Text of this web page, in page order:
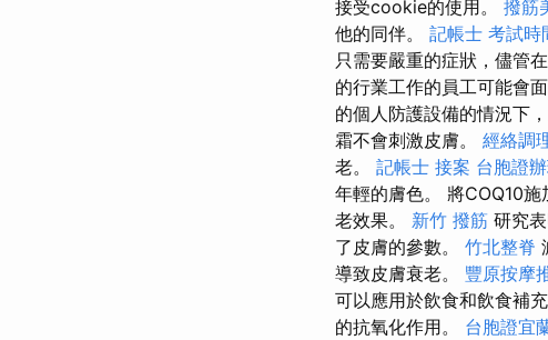
接受cookie的使用。 撥筋
他的同伴。 記帳士 考試時
只需要嚴重的症狀，儘管
的行業工作的員工可能會
的個人防護設備的情況下
霜不會刺激皮膚。 經絡調
老。 記帳士 接案 台胞證
年輕的膚色。 將COQ10
老效果。 新竹 撥筋 研究
了皮膚的參數。 竹北整脊
導致皮膚衰老。 豐原按摩
可以應用於飲食和飲食補
的抗氧化作用。 台胞證宜